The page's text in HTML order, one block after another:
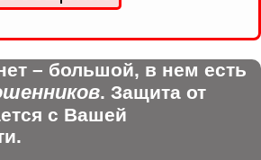
– большой, в нем есть
. Защита от
с Вашей